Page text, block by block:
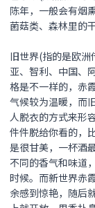
陈年，一般会有烟
菌菇类、森林里的
旧世界(指的是欧
亚、智利、中国、
格是不一样的，赤
气候较为温暖，而
人脱衣的方式来形
件件脱给你看的，
是很甘美，一杯酒
不同的香气和味道
时候。而新世界赤
余感到惊艳，随后